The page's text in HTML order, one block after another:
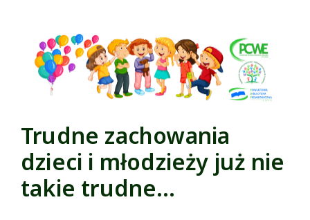
Trudne zachowania
dzieci i młodzieży już nie
takie trudne…